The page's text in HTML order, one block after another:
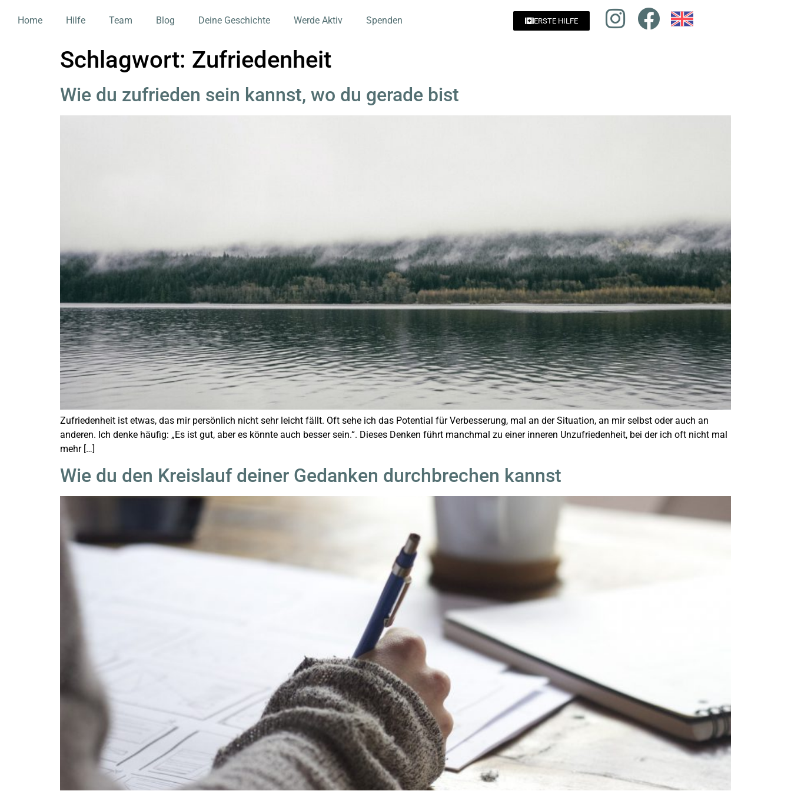
Home Hilfe Team Blog Deine Geschichte Werde Aktiv Spenden ERSTE HILFE
Schlagwort: Zufriedenheit
Wie du zufrieden sein kannst, wo du gerade bist
Zufriedenheit ist etwas, das mir persönlich nicht sehr leicht fällt. Oft sehe ich das Potential für Verbesserung, mal an der Situation, an mir selbst oder auch an
anderen. Ich denke häufig: „Es ist gut, aber es könnte auch besser sein.“. Dieses Denken führt manchmal zu einer inneren Unzufriedenheit, bei der ich oft nicht mal
mehr […]
Wie du den Kreislauf deiner Gedanken durchbrechen kannst